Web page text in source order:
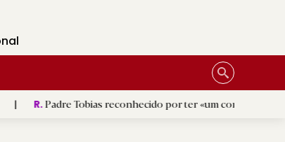
Tobias reconhecido por ter «um coração sempre aberto a